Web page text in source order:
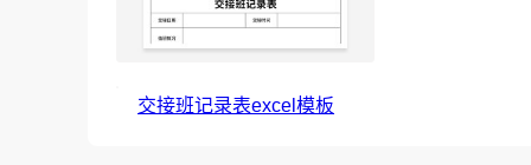
交接班记录表excel模板